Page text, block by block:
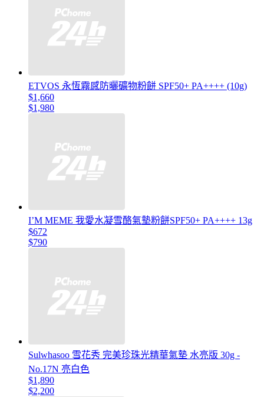
ETVOS 永恆霧感防曬礦物粉餅 SPF50+ PA++++ (10g)
$1,660
$1,980
I’M MEME 我愛水凝雪酪氣墊粉餅SPF50+ PA++++ 13g
$672
$790
Sulwhasoo 雪花秀 完美珍珠光精華氣墊 水亮版 30g -
No.17N 亮白色
$1,890
$2,200